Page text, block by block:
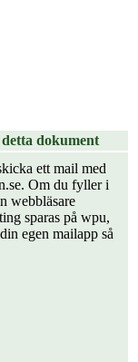
dokument
ett mail med
Om du fyller i
webbläsare
sparas på wpu,
egen mailapp så